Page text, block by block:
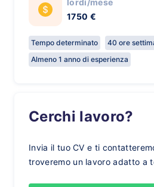
lordi/mese
1750 €
Tempo determinato
40 ore
Almeno 1 anno di esperienza
Cerchi lavoro?
Invia il tuo CV e ti
troveremo un lavoro adatto a